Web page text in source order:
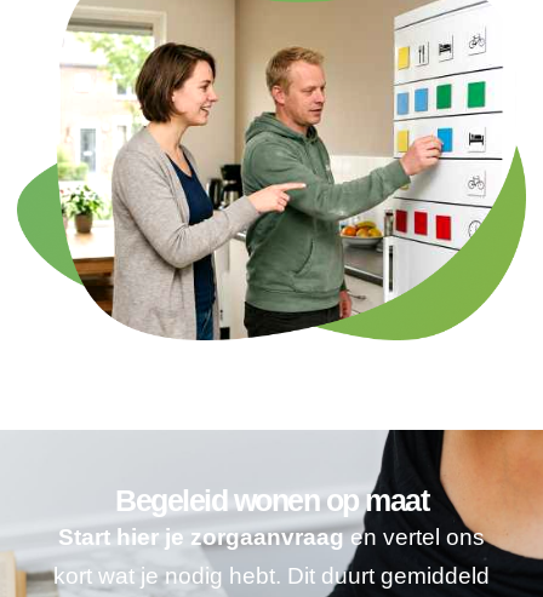
Begeleid wonen op maat
Start hier je zorgaanvraagen vertel ons
kort wat je nodig hebt. Dit duurt gemiddeld